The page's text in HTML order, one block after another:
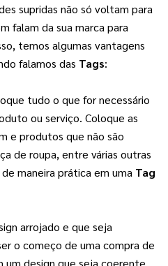
supridas não só voltam para
falam da sua marca para
temos algumas vantagens
falamos das Tags:
tudo o que for necessário
ou serviço. Coloque as
e produtos que não são
de roupa, entre várias outras
maneira prática em uma Tag
arrojado e que seja
o começo de uma compra de
um design que seja coerente